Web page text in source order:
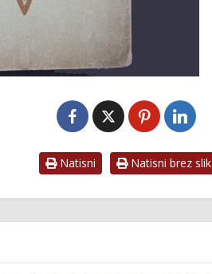
Natisni Natisni brez slik